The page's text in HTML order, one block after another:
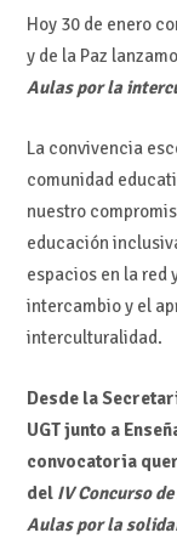
Hoy 30 de enero
y de la Paz
Aulas por la
La convivencia
comunidad
nuestro
educación
espacios en la red
intercambio y el
interculturalidad.
Desde la
UGT junto a
convocatoria
del IV Concurso
Aulas por la